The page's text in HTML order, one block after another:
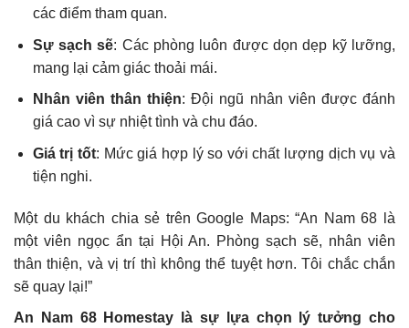
các điểm tham quan.
Sự sạch sẽ: Các phòng luôn được dọn dẹp kỹ lưỡng,
mang lại cảm giác thoải mái.
Nhân viên thân thiện: Đội ngũ nhân viên được đánh
giá cao vì sự nhiệt tình và chu đáo.
Giá trị tốt: Mức giá hợp lý so với chất lượng dịch vụ và
tiện nghi.
Một du khách chia sẻ trên Google Maps: “An Nam 68 là
một viên ngọc ẩn tại Hội An. Phòng sạch sẽ, nhân viên
thân thiện, và vị trí thì không thể tuyệt hơn. Tôi chắc chắn
sẽ quay lại!”
An Nam 68 Homestay là sự lựa chọn lý tưởng cho